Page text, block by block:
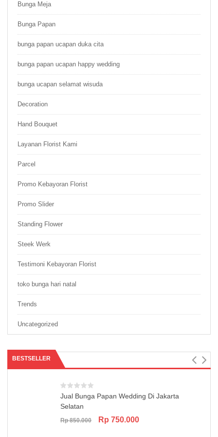
Bunga Meja
Bunga Papan
bunga papan ucapan duka cita
bunga papan ucapan happy wedding
bunga ucapan selamat wisuda
Decoration
Hand Bouquet
Layanan Florist Kami
Parcel
Promo Kebayoran Florist
Promo Slider
Standing Flower
Steek Werk
Testimoni Kebayoran Florist
toko bunga hari natal
Trends
Uncategorized
BESTSELLER
Jual Bunga Papan Wedding Di Jakarta
Selatan
Rp850.000
Original
Rp 750.000Current